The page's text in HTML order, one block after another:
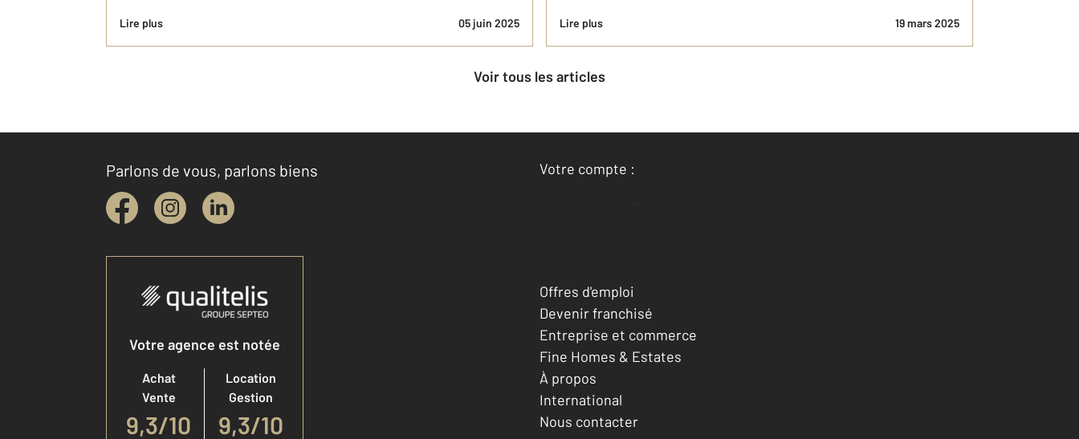
Lire plus 05 juin 2025 Lire plus 19 mars 2025
Voir tous les articles
Parlons de vous, parlons biens
Votre compte :
Accéder à mon compte
Votre agence est notée
Achat
Vente
9,3/10
Location
Gestion
9,3/10
Offres d'emploi
Devenir franchisé
Entreprise et commerce
Fine Homes & Estates
À propos
International
Nous contacter